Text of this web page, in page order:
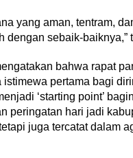
yang aman, tentram,
dengan sebaik-baiknya,”
bahwa rapat
istimewa pertama bagi
‘starting point’
peringatan hari jadi
juga tercatat dalam